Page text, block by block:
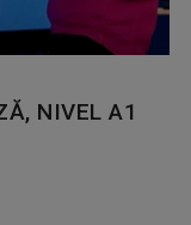
NIVEL A1